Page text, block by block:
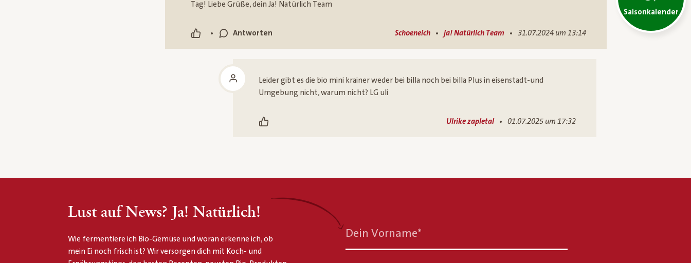
Saisonkalender
Tag! Liebe Grüße, dein Ja! Natürlich Team
• Antworten Schoeneich • ja! Natürlich Team • 31.07.2024 um 13:14
Leider gibt es die bio mini krainer weder bei billa noch bei billa Plus in eisenstadt-und
Umgebung nicht, warum nicht? LG uli
Ulrike zapletal • 01.07.2025 um 17:32
Lust auf News? Ja! Natürlich!
Wie fermentiere ich Bio-Gemüse und woran erkenne ich, ob
mein Ei noch frisch ist? Wir versorgen dich mit Koch- und
Dein Vorname*